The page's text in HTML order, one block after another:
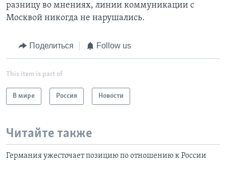
разницу во мнениях, линии коммуникации с
Москвой никогда не нарушались.
Поделиться Follow us
This item is part of
В мире Россия Новости
Читайте также
Германия ужесточает позицию по отношению к России